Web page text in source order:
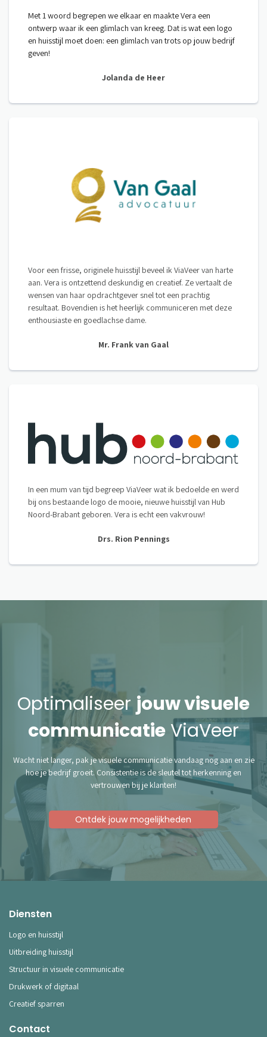
Met 1 woord begrepen we elkaar en maakte Vera een
ontwerp waar ik een glimlach van kreeg. Dat is wat een logo
en huisstijl moet doen: een glimlach van trots op jouw bedrijf
geven!
Jolanda de Heer
Voor een frisse, originele huisstijl beveel ik ViaVeer van harte
aan. Vera is ontzettend deskundig en creatief. Ze vertaalt de
wensen van haar opdrachtgever snel tot een prachtig
resultaat. Bovendien is het heerlijk communiceren met deze
enthousiaste en goedlachse dame.
Mr. Frank van Gaal
In een mum van tijd begreep ViaVeer wat ik bedoelde en werd
bij ons bestaande logo de mooie, nieuwe huisstijl van Hub
Noord-Brabant geboren. Vera is echt een vakvrouw!
Drs. Rion Pennings
Optimaliseerjouw visuele
communicatieViaVeer
Wacht niet langer, pak je visuele communicatie vandaag nog aan en zie
hoe je bedrijf groeit. Consistentie is de sleutel tot herkenning en
vertrouwen bij je klanten!
Ontdek jouw mogelijkheden
Diensten
Logo en huisstijl
Uitbreiding huisstijl
Structuur in visuele communicatie
Drukwerk of digitaal
Creatief sparren
Contact